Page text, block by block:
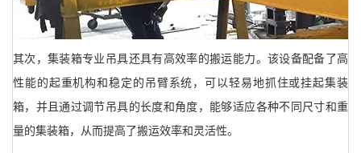
其次，集装箱专业吊具还具有高效率的搬运能力。该设备配备了高
性能的起重机构和稳定的吊臂系统，可以轻易地抓住或挂起集装
箱，并且通过调节吊具的长度和角度，能够适应各种不同尺寸和重
量的集装箱，从而提高了搬运效率和灵活性。